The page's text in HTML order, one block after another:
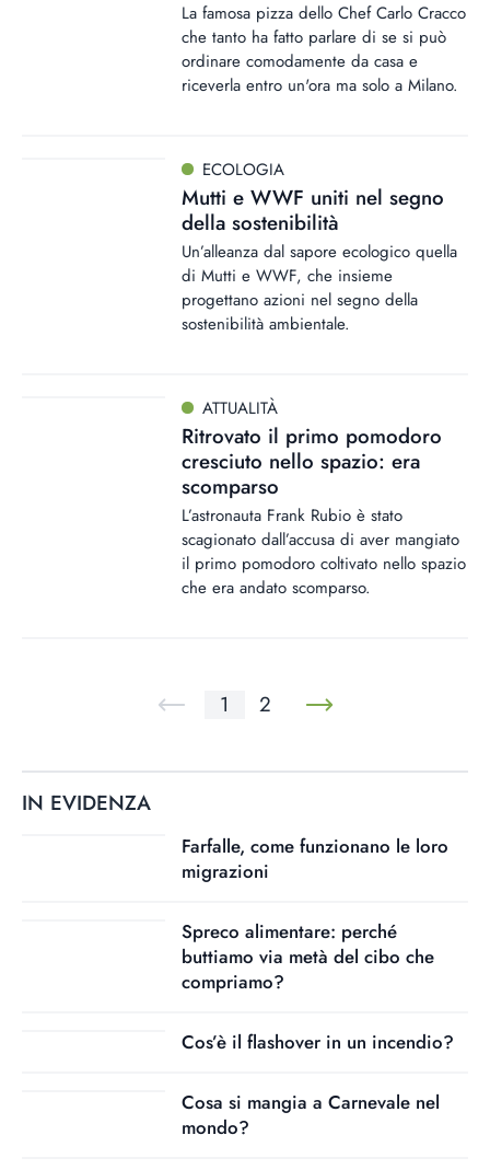
La famosa pizza dello Chef Carlo Cracco
che tanto ha fatto parlare di se si può
ordinare comodamente da casa e
riceverla entro un'ora ma solo a Milano.
ECOLOGIA
Mutti e WWF uniti nel segno
della sostenibilità
Un’alleanza dal sapore ecologico quella
di Mutti e WWF, che insieme
progettano azioni nel segno della
sostenibilità ambientale.
ATTUALITÀ
Ritrovato il primo pomodoro
cresciuto nello spazio: era
scomparso
L’astronauta Frank Rubio è stato
scagionato dall’accusa di aver mangiato
il primo pomodoro coltivato nello spazio
che era andato scomparso.
1 2
IN EVIDENZA
Farfalle, come funzionano le loro
migrazioni
Spreco alimentare: perché
buttiamo via metà del cibo che
compriamo?
Cos’è il flashover in un incendio?
Cosa si mangia a Carnevale nel
mondo?